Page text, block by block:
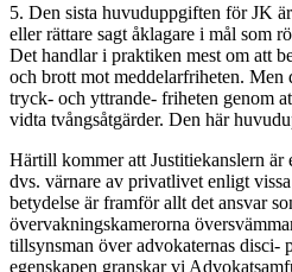
5. Den sista huvuduppgiften för JK
eller rättare sagt åklagare i mål som
Det handlar i praktiken mest om att
och brott mot meddelarfriheten. Men
tryck- och yttrande- friheten genom
vidta tvångsåtgärder. Den här
Härtill kommer att Justitiekanslern är
dvs. värnare av privatlivet enligt
betydelse är framför allt det ansvar
övervakningskamerorna
tillsynsman över advokaternas disci-
egenskapen granskar vi